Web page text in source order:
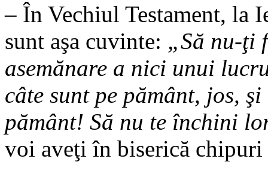
– În Vechiul Testament, la
sunt aşa cuvinte: „Să nu-ţi
asemănare a nici unui
câte sunt pe pământ, jos,
pământ! Să nu te închini
voi aveţi în biserică